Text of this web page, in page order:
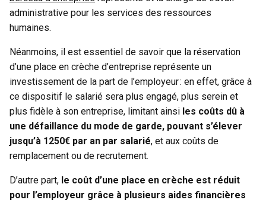
administrative pour les services des ressources
humaines.
Néanmoins, il est essentiel de savoir que la réservation
d’une place en crèche d’entreprise représente un
investissement de la part de l’employeur : en effet, grâce à
ce dispositif le salarié sera plus engagé, plus serein et
plus fidèle à son entreprise, limitant ainsi les coûts dû à
une défaillance du mode de garde, pouvant s’élever
jusqu’à 1250€ par an par salarié, et aux coûts de
remplacement ou de recrutement.
D’autre part, le coût d’une place en crèche est réduit
pour l’employeur grâce à plusieurs aides financières